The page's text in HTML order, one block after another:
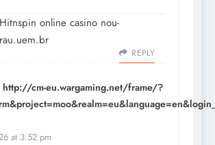
Hitnspin online casino nou-
rau.uem.br
REPLY
http://cm-eu.wargaming.net/frame/?
at 3:52 pm